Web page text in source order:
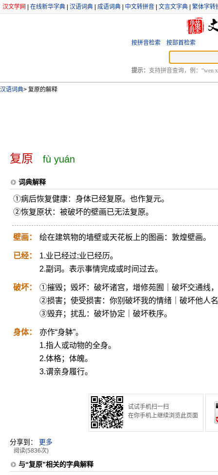
汉文学网 在线新华字典 汉语词典 成语词典 中文转拼音 文言文字典 繁体字转
按拼音检索 按部首检索
提示： 支持拼音查询，例：“wen
汉语词典> 复原的解释
复原 fù yuán
词典解释
①病后恢复健康：身体已经复原。也作复元。
②恢复原状：被破坏的壁画已无法复原。
壁画： 绘在建筑物的墙壁或天花板上的图画：敦煌壁画。
已经：
1.业已经过;业已经历。
2.副词。表示事情完成或时间过去。
破坏：
①摧毁；毁坏：破坏诸宫，增修苑囿｜破坏交通线
②损害；使受损害：你别破坏我的情绪｜破坏他人
③毁弃；扰乱：破坏协定｜破坏秩序。
身体：
亦作“身躰”。
1.指人或动物的全身。
2.体格；体魄。
3.谓亲身履行。
试试手机扫一扫
在你手机上继续浏览此页面
分享到： 更多
阅读(5836次)
与“复原”相关的字典解释